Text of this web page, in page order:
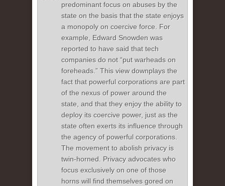
predominant focus on abuses by the
state on the basis that the state enjoys
a monopoly on coercive force. For
example, Edward Snowden was
reported to have said that tech
companies do not “put warheads on
foreheads.” This view downplays the
fact that powerful corporations are part
of the nexus of power around the
state, and that they enjoy the ability to
deploy its coercive power, just as the
state often exerts its influence through
the agency of powerful corporations.
The movement to abolish privacy is
twin-horned. Privacy advocates who
focus exclusively on one of those
horns will find themselves gored on